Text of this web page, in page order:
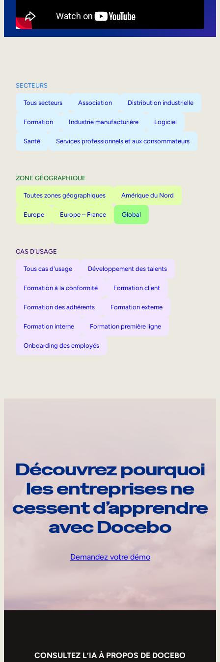
SECTEURS
Tous secteurs Association Distribution industrielle
Formation Industrie manufacturière Logiciel
Santé Services professionnels et aux consommateurs
ZONE GÉOGRAPHIQUE
Toutes zones géographiques Amérique du Nord
Europe Europe – France Global
CAS D’USAGE
Tous cas d'usage Développement des talents
Formation à la conformité Formation client
Formation des adhérents Formation externe
Formation interne Formation première ligne
Onboarding des employés
Découvrez pourquoi
les entreprises ne
cessent d’apprendre
avec Docebo
Demandez votre démo
CONSULTEZ L’IA À PROPOS DE DOCEBO